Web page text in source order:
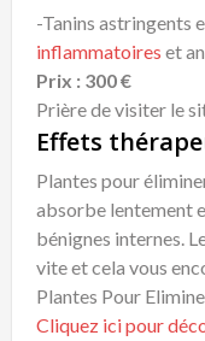
-Tanins astringents
inflammatoires et
Prix : 300 €
Prière de visiter le
Plantes pour
absorbe lentement
bénignes internes.
vite et cela vous
Plantes Pour
Cliquez ici pour